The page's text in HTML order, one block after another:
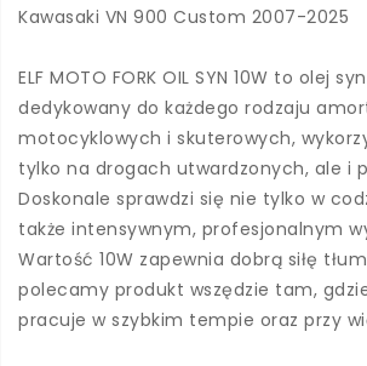
Kawasaki VN 900 Custom 2007-2025
ELF MOTO FORK OIL SYN 10W to olej
dedykowany do każdego rodzaju
motocyklowych i skuterowych,
tylko na drogach utwardzonych, ale i
Doskonale sprawdzi się nie tylko w
także intensywnym, profesjonalnym
Wartość 10W zapewnia dobrą siłę
polecamy produkt wszędzie tam,
pracuje w szybkim tempie oraz przy